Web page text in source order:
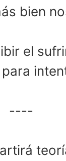
bien
el
----